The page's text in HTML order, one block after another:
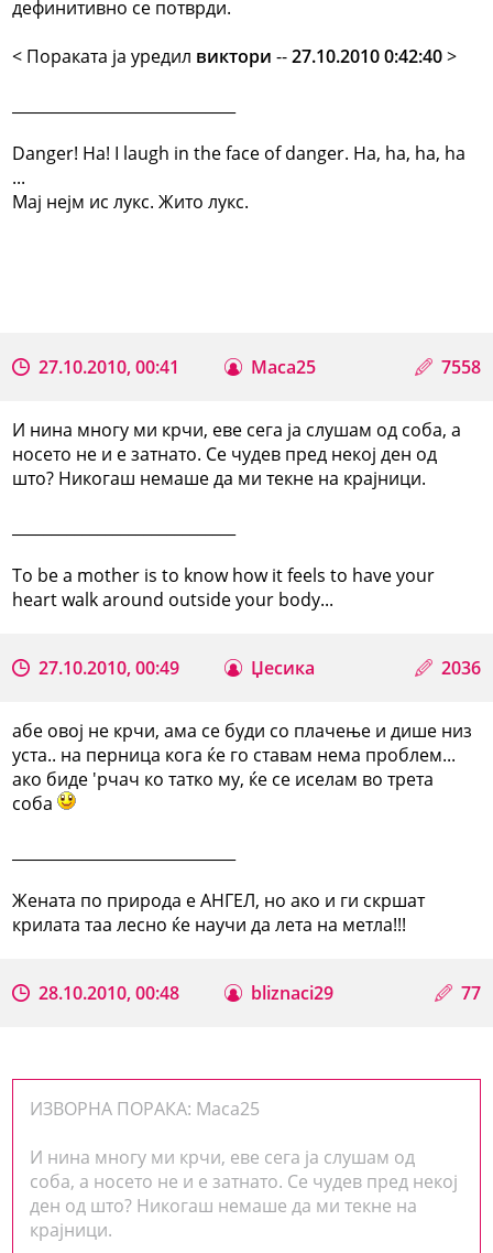
дефинитивно се потврди.
< Поракaта ја уредил виктори --27.10.2010 0:42:40>
Danger! Ha! I laugh in the face of danger. Ha, ha, ha, ha
...
Мај нејм ис лукс. Жито лукс.
27.10.2010, 00:41 Maca25 7558
И нина многу ми крчи, еве сега ја слушам од соба, а
носето не и е затнато. Се чудев пред некој ден од
што? Никогаш немаше да ми текне на крајници.
To be a mother is to know how it feels to have your
heart walk around outside your body...
27.10.2010, 00:49 Џесика 2036
абе овој не крчи, ама се буди со плачење и дише низ
уста.. на перница кога ќе го ставам нема проблем...
ако биде 'рчач ко татко му, ќе се иселам во трета
соба
Жената по природа е АНГЕЛ, но ако и ги скршат
крилата таа лесно ќе научи да лета на метла!!!
28.10.2010, 00:48 bliznaci29 77
ИЗВОРНА ПОРАКА: Maca25
И нина многу ми крчи, еве сега ја слушам од
соба, а носето не и е затнато. Се чудев пред некој
ден од што? Никогаш немаше да ми текне на
крајници.